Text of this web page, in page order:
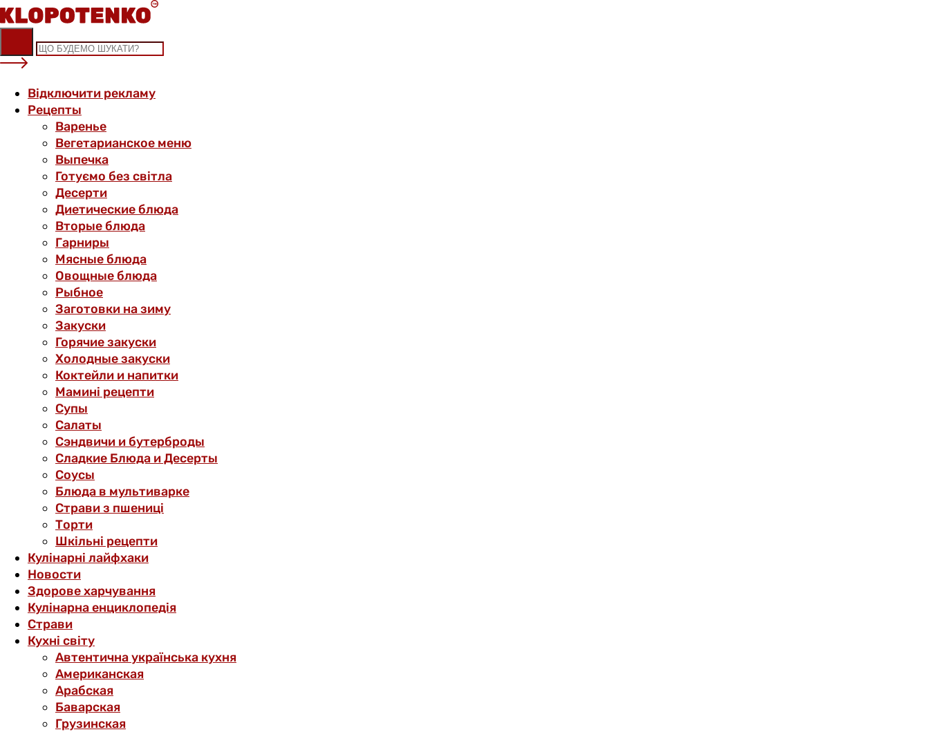
Skip
to
content
Відключити рекламу
Рецепты
Варенье
Вегетарианское меню
Выпечка
Готуємо без світла
Десерти
Диетические блюда
Вторые блюда
Гарниры
Мясные блюда
Овощные блюда
Рыбное
Заготовки на зиму
Закуски
Горячие закуски
Холодные закуски
Коктейли и напитки
Мамині рецепти
Супы
Салаты
Сэндвичи и бутерброды
Сладкие Блюда и Десерты
Соусы
Блюда в мультиварке
Страви з пшениці
Торти
Шкільні рецепти
Кулінарні лайфхаки
Новости
Здорове харчування
Кулінарна енциклопедія
Страви
Кухні світу
Автентична українська кухня
Американская
Арабская
Баварская
Грузинская